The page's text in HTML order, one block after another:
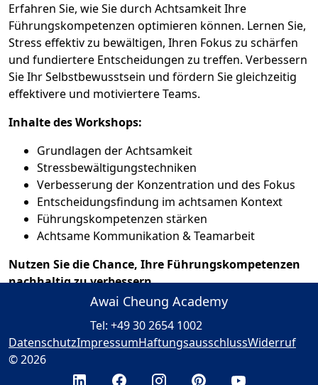
Erfahren Sie, wie Sie durch Achtsamkeit Ihre
Führungskompetenzen optimieren können. Lernen Sie,
Stress effektiv zu bewältigen, Ihren Fokus zu schärfen
und fundiertere Entscheidungen zu treffen. Verbessern
Sie Ihr Selbstbewusstsein und fördern Sie gleichzeitig
effektivere und motiviertere Teams.
Inhalte des Workshops:
Grundlagen der Achtsamkeit
Stressbewältigungstechniken
Verbesserung der Konzentration und des Fokus
Entscheidungsfindung im achtsamen Kontext
Führungskompetenzen stärken
Achtsame Kommunikation & Teamarbeit
Nutzen Sie die Chance, Ihre Führungskompetenzen
nachhaltig zu verbessern.
Awai Cheung Academy
Tel: +49 30 2654 1002
DatenschutzImpressumHaftungsausschlussWiderruf
© 2026